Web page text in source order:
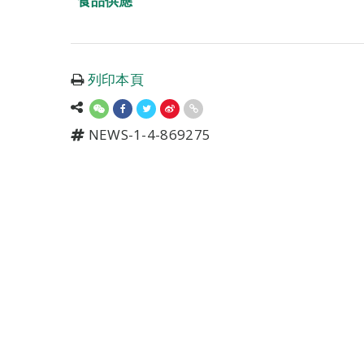
列印本頁
NEWS-1-4-869275